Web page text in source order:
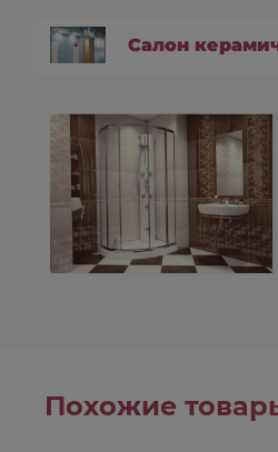
Салон
Похожие